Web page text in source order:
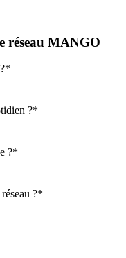
réseau MANGO
*
?*
?*
?*